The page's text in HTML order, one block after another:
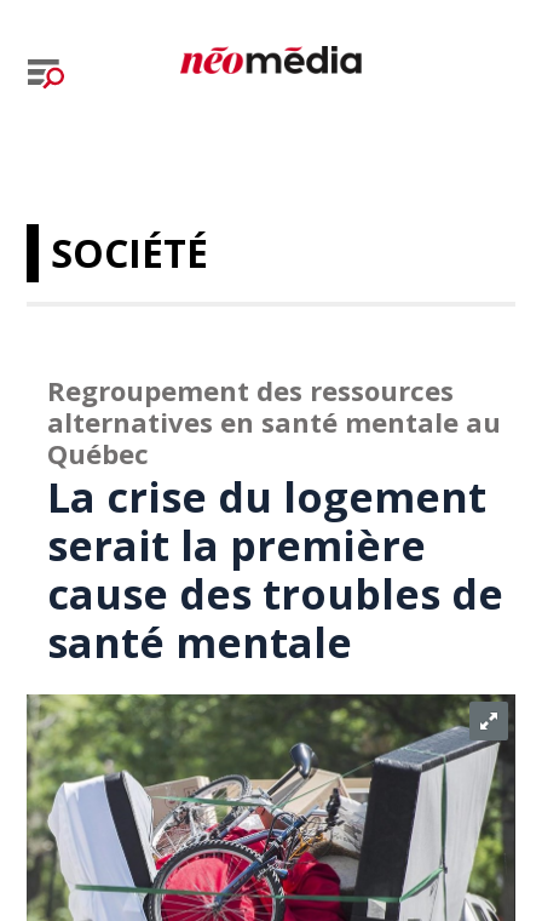
SOCIÉTÉ
Regroupement des ressources
alternatives en santé mentale au
Québec
La crise du logement
serait la première
cause des troubles de
santé mentale